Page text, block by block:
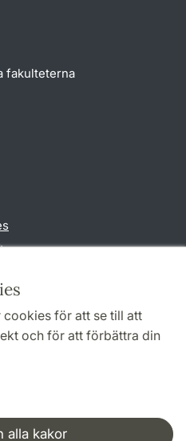
cookies för att se till att
och för att förbättra din
alla kakor
fakulteterna